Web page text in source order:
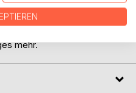
Kinderträume,
im Kopf
mehr.